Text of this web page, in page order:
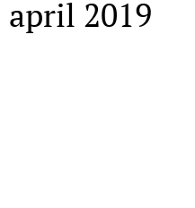
april 2019